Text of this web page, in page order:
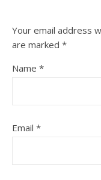
Your email address
are marked *
Name *
Email *